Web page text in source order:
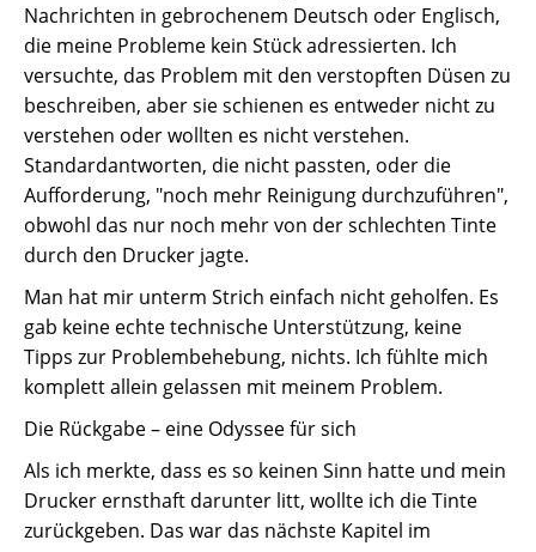
Nachrichten in gebrochenem Deutsch oder Englisch,
die meine Probleme kein Stück adressierten. Ich
versuchte, das Problem mit den verstopften Düsen zu
beschreiben, aber sie schienen es entweder nicht zu
verstehen oder wollten es nicht verstehen.
Standardantworten, die nicht passten, oder die
Aufforderung, "noch mehr Reinigung durchzuführen",
obwohl das nur noch mehr von der schlechten Tinte
durch den Drucker jagte.
Man hat mir unterm Strich einfach nicht geholfen. Es
gab keine echte technische Unterstützung, keine
Tipps zur Problembehebung, nichts. Ich fühlte mich
komplett allein gelassen mit meinem Problem.
Die Rückgabe – eine Odyssee für sich
Als ich merkte, dass es so keinen Sinn hatte und mein
Drucker ernsthaft darunter litt, wollte ich die Tinte
zurückgeben. Das war das nächste Kapitel im